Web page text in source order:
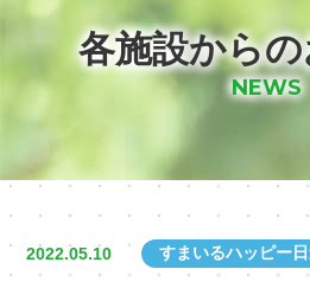
各施設から
NEWS
2022.05.10 すまいるハッピー